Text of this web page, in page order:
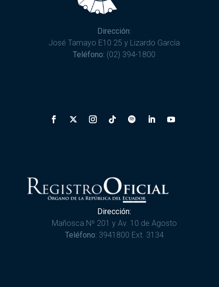
Dirección:
José Tamayo E10 25 y Lizardo García
Teléfono: (02) 394-1800
Dirección:
Mañosca Nº 201 y Av. 10 de Agosto
Teléfono: 3941800 Ext. 3134